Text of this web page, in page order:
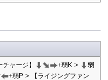
ャージ】 +弱K >
弱
+弱P > 【ライジングファン